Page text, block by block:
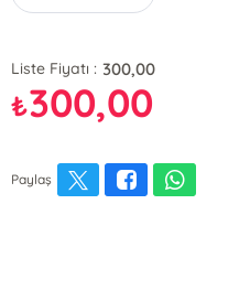
Liste Fiyatı : 300,00
₺300,00
Paylaş